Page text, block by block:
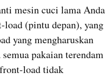
mesin cuci lama Anda
(pintu depan), yang
yang mengharuskan
pakaian terendam
load tidak